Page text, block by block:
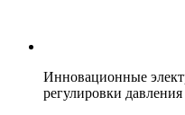
Инновационные
регулировки